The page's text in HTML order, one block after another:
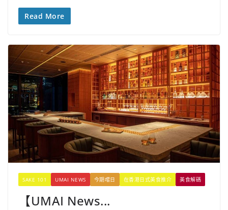
Read More
SAKE 101 UMAI NEWS 今期嚐日 在香港日式美食推介 美食解碼
【UMAI News...